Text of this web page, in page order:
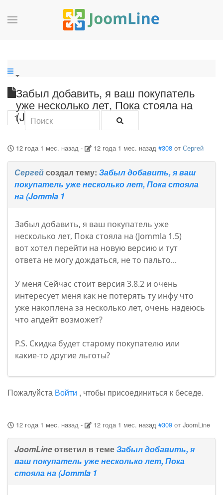
Забыл добавить, я ваш покупатель
уже несколько лет, Пока стояла на
(Jommla 1
1
12 года 1 мес. назад- 12 года 1 мес. назад #308 отСергей
Сергейсоздал тему: Забыл добавить, я ваш
покупатель уже несколько лет, Пока стояла
на (Jommla 1
Забыл добавить, я ваш покупатель уже
несколько лет, Пока стояла на (Jommla 1.5)
вот хотел перейти на новую версию и тут
ответа не могу дождаться, не то пальто...
У меня Сейчас стоит версия 3.8.2 и очень
интересует меня как не потерять ту инфу что
уже накоплена за несколько лет, очень надеюсь
что апдейт возможет?
P.S. Скидка будет старому покупателю или
какие-то другие льготы?
Пожалуйста Войти , чтобы присоединиться к беседе.
12 года 1 мес. назад- 12 года 1 мес. назад #309 отJoomLine
JoomLineответил в темеЗабыл добавить, я
ваш покупатель уже несколько лет, Пока
стояла на (Jommla 1